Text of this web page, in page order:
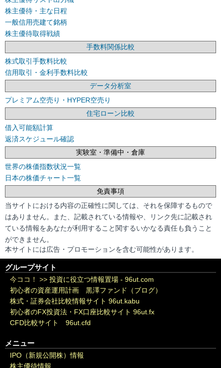
株主優待・主な日程
一般信用売建て銘柄
株主優待取得戦績
手数料関係比較
株式取引手数料比較
信用取引・金利手数料比較
データ分析室
プレミアム空売り・HYPER空売り
住宅ローン比較
借入可能額計算
返済スケジュール確認
実験室・準備中・倉庫
世界の株価指数状況一覧
日本の株価チャート一覧
免責事項
当サイトにおける内容の正確性に関しては、それを保障するもので
はありません。また、記載されている情報や、リンク先に記載され
ている情報をあなたが利用すること関するいかなる責任も負うこと
ができません。
本サイトには広告・プロモーションを含む可能性があります。
グループサイト
今ココ！ >> 投資に役立つ情報置場 - 96ut.com
初心者の資産運用計画 黒澤ファンド（ブログ）
株式・証券会社比較情報サイト 96ut.kabu
初心者のFX投資法・FX口座比較サイト 96ut.fx
CFD比較サイト 96ut.cfd
メニュー
IPO（新規公開株）情報
株主優待情報